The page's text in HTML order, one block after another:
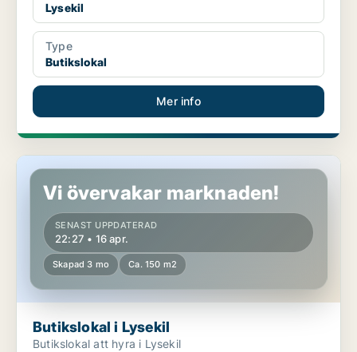
Lysekil
Type
Butikslokal
Mer info
Butikslokal i Lysekil
Vi övervakar marknaden!
SENAST UPPDATERAD
22:27 • 16 apr.
Skapad 3 mo Ca. 150 m2
Butikslokal i Lysekil
Butikslokal att hyra i Lysekil